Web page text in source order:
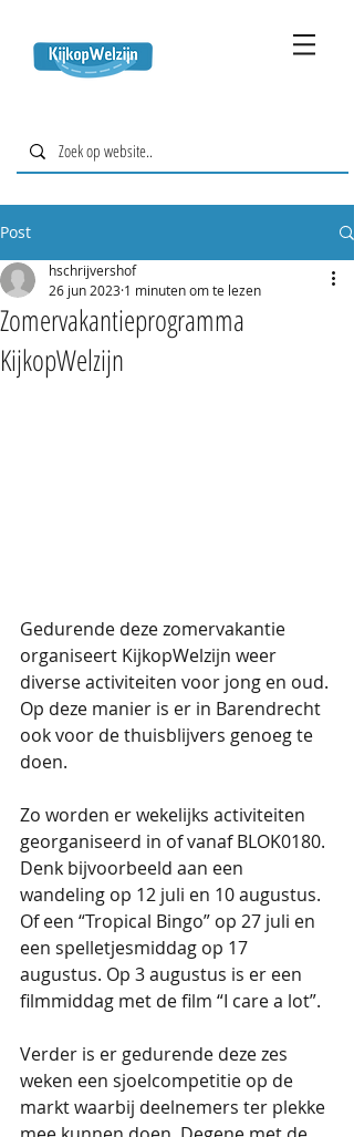
Post
Zomervakantieprogramma
KijkopWelzijn
hschrijvershof
26 jun 2023 1 minuten om te lezen
Gedurende deze zomervakantie
organiseert KijkopWelzijn weer
diverse activiteiten voor jong en oud.
Op deze manier is er in Barendrecht
ook voor de thuisblijvers genoeg te
doen.
Zo worden er wekelijks activiteiten
georganiseerd in of vanaf BLOK0180.
Denk bijvoorbeeld aan een
wandeling op 12 juli en 10 augustus.
Of een “Tropical Bingo” op 27 juli en
een spelletjesmiddag op 17
augustus. Op 3 augustus is er een
filmmiddag met de film “I care a lot”.
Verder is er gedurende deze zes
weken een sjoelcompetitie op de
markt waarbij deelnemers ter plekke